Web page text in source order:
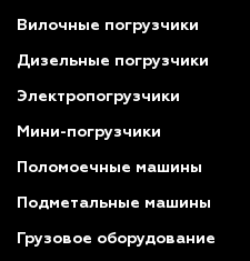
Вилочные погрузчики
Дизельные погрузчики
Электропогрузчики
Мини-погрузчики
Поломоечные машины
Подметальные машины
Грузовое оборудование